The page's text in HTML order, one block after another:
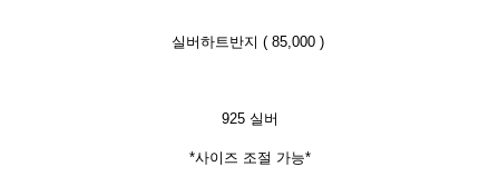
실버하트반지 ( 85,000 )
925 실버
*사이즈 조절 가능*